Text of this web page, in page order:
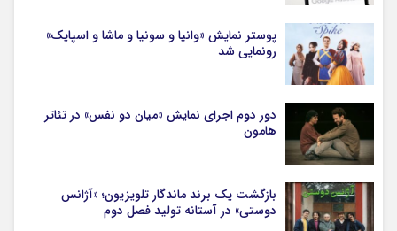
پوستر نمایش «وانیا و سونیا و ماشا و اسپایک»
رونمایی شد
دور دوم اجرای نمایش «میان دو نفس» در تئاتر
هامون
بازگشت یک برند ماندگار تلویزیون؛ «آژانس
دوستی» در آستانه تولید فصل دوم